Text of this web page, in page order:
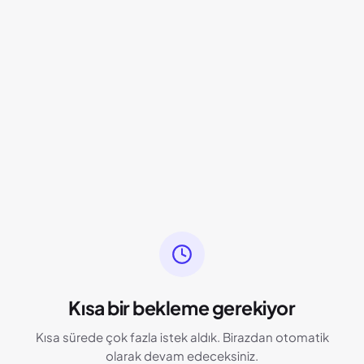
Kısa bir bekleme gerekiyor
Kısa sürede çok fazla istek aldık. Birazdan otomatik
olarak devam edeceksiniz.